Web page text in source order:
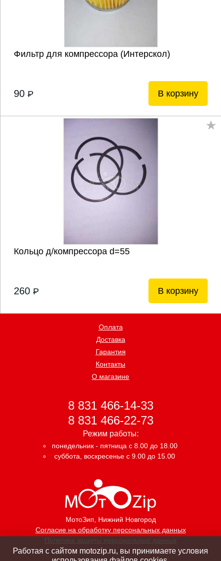
Фильтр для компрессора (Интерскол)
90 P В корзину
Кольцо д/компрессора d=55
260 P В корзину
МотоЗип, Нижний Новгород
Согласие на обработку персональных данных
Политика защиты персональных данных
Оплата
Доставка
Гарантия
Контакты
О магазине
8 831 466-14-33
8 831 466-22-73
Режим работы:
понедельник - пятница с 8.00 до 18.00
суббота, воскресенье с 9.00 до 15.00
Работая с сайтом motozip.ru, вы принимаете условия